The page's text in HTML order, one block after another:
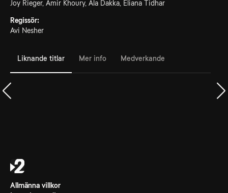
Joy Rieger, Amir Khoury, Ala Dakka, Eliana Tidhar
Regissör:
Avi Nesher
Liknande titlar Mer info Medverkande
Allmänna villkor